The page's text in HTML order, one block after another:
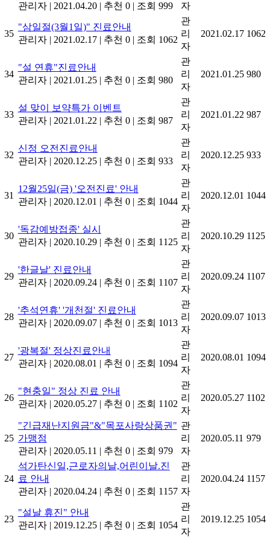
관리자 | 2021.04.20 | 추천 0 | 조회 999 자
35
"삼일절(3월1일)" 진료안내
관리자 | 2021.02.17 | 추천 0 | 조회 1062
관
리
자
2021.02.17 1062
34
"설 연휴"진료안내
관리자 | 2021.01.25 | 추천 0 | 조회 980
관
리
자
2021.01.25 980
33
설 맞이 보약특가 이벤트
관리자 | 2021.01.22 | 추천 0 | 조회 987
관
리
자
2021.01.22 987
32
신정 오전진료안내
관리자 | 2020.12.25 | 추천 0 | 조회 933
관
리
자
2020.12.25 933
31
12월25일(금) '오전진료' 안내
관리자 | 2020.12.01 | 추천 0 | 조회 1044
관
리
자
2020.12.01 1044
30
'독감예방접종' 실시
관리자 | 2020.10.29 | 추천 0 | 조회 1125
관
리
자
2020.10.29 1125
29
'한글날' 진료안내
관리자 | 2020.09.24 | 추천 0 | 조회 1107
관
리
자
2020.09.24 1107
28
'추석연휴' '개천절' 진료안내
관리자 | 2020.09.07 | 추천 0 | 조회 1013
관
리
자
2020.09.07 1013
27
'광복절' 정상진료안내
관리자 | 2020.08.01 | 추천 0 | 조회 1094
관
리
자
2020.08.01 1094
26
"현충일" 정상 진료 안내
관리자 | 2020.05.27 | 추천 0 | 조회 1102
관
리
자
2020.05.27 1102
25
"긴급재난지원금"&"목포사랑상품권"
가맹점
관리자 | 2020.05.11 | 추천 0 | 조회 979
관
리
자
2020.05.11 979
24
석가탄신일,근로자의날,어린이날.진
료 안내
관리자 | 2020.04.24 | 추천 0 | 조회 1157
관
리
자
2020.04.24 1157
23
"설날 휴진" 안내
관리자 | 2019.12.25 | 추천 0 | 조회 1054
관
리
자
2019.12.25 1054